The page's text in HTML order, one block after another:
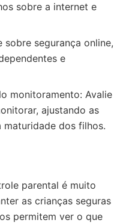
sobre a internet e
sobre segurança online,
e
monitoramento: Avalie
ajustando as
dos filhos.
parental é muito
as crianças seguras
permitem ver o que